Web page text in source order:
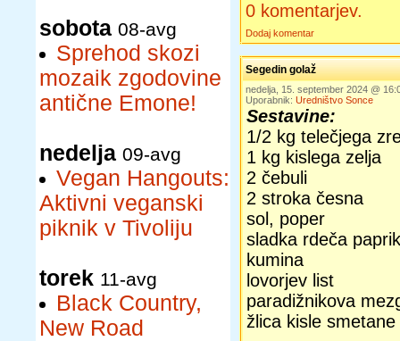
sobota 08-avg
Sprehod skozi
mozaik zgodovine
antične Emone!
nedelja 09-avg
Vegan Hangouts:
Aktivni veganski
piknik v Tivoliju
torek 11-avg
Black Country,
New Road
0 komentarjev.
Dodaj komentar
Segedin golaž
nedelja, 15. september 2024 @
Uporabnik: Uredništvo Sonce
Sestavine:
1/2 kg telečjega
1 kg kislega zelja
2 čebuli
2 stroka česna
sol, poper
sladka rdeča
kumina
lovorjev list
paradižnikova
žlica kisle smetane